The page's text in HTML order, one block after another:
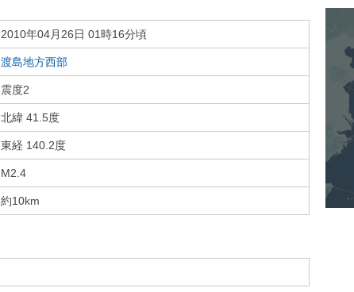
2010年04月26日 01時16分頃
渡島地方西部
震度2
北緯 41.5度
東経 140.2度
M2.4
約10km